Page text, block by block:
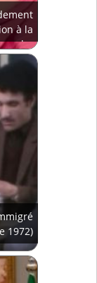
à la
1972)